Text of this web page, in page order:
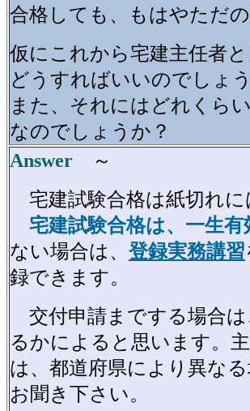
合格しても、もはやただ
仮にこれから宅建主任者
どうすればいいのでしょ
また、それにはどれくら
なのでしょうか？
Answer ～
宅建試験合格は紙切れ
宅建試験合格は、一生有
ない場合は、 登録実務講習
録できます。
交付申請までする場合
るかによると思います。
は、都道府県により異な
お聞き下さい。